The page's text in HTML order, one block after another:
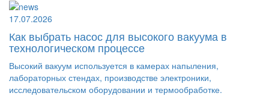
17.07.2026
Как выбрать насос для высокого вакуума в
технологическом процессе
Высокий вакуум используется в камерах напыления,
лабораторных стендах, производстве электроники,
исследовательском оборудовании и термообработке.